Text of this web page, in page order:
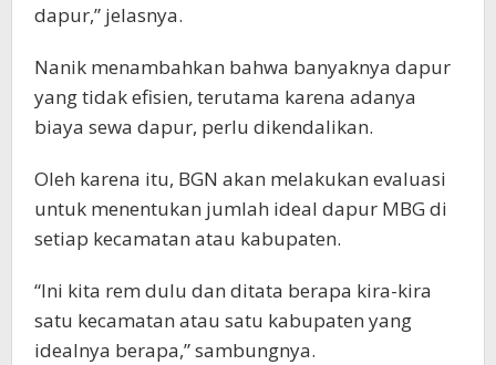
dapur,” jelasnya.
Nanik menambahkan bahwa banyaknya dapur
yang tidak efisien, terutama karena adanya
biaya sewa dapur, perlu dikendalikan.
Oleh karena itu, BGN akan melakukan evaluasi
untuk menentukan jumlah ideal dapur MBG di
setiap kecamatan atau kabupaten.
“Ini kita rem dulu dan ditata berapa kira-kira
satu kecamatan atau satu kabupaten yang
idealnya berapa,” sambungnya.